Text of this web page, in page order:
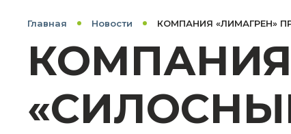
Главная Новости КОМПАНИЯ «ЛИМАГРЕН»